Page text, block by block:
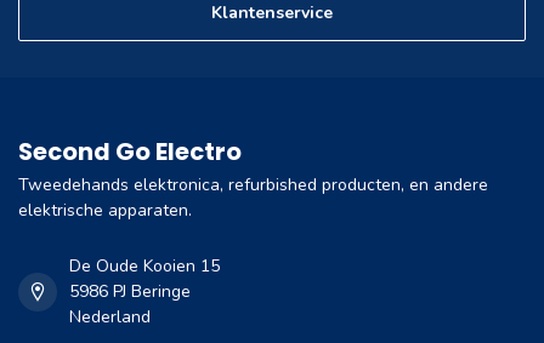
Klantenservice
Second Go Electro
Tweedehands elektronica, refurbished producten, en andere
elektrische apparaten.
De Oude Kooien 15
5986 PJ Beringe
Nederland